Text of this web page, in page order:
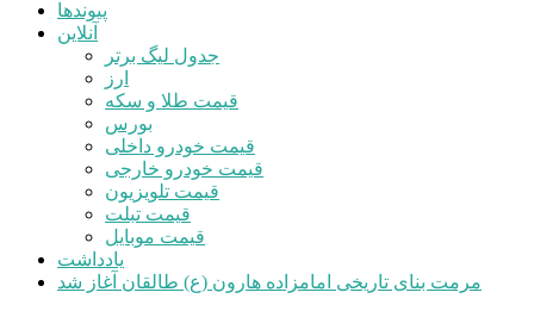
پیوندها
آنلاین
جدول لیگ برتر
ارز
قیمت طلا و سکه
بورس
قیمت خودرو داخلی
قیمت خودرو خارجی
قیمت تلویزیون
قیمت تبلت
قیمت موبایل
یادداشت
مرمت بنای تاریخی امامزاده هارون (ع) طالقان آغاز شد